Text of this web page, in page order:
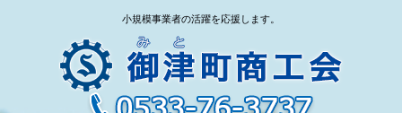
小規模事業者の活躍を応援します。